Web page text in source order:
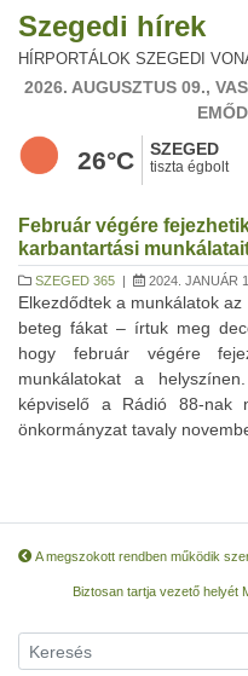
Szegedi hírek
HÍRPORTÁLOK SZEGEDI
2026. AUGUSZTUS 09.,
26°C SZEGED
tiszta égbolt
Február végére
karbantartási
SZEGED 365 | 2024. JANUÁR
Elkezdődtek a munkálatok
beteg fákat – írtuk meg
hogy február végére
munkálatokat a
képviselő a Rádió 88-nak
önkormányzat tavaly
A megszokott rendben működik
Biztosan tartja vezető helyét